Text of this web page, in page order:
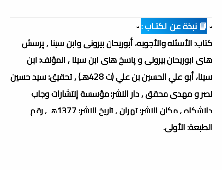
▫️📘 نبذة عن الكتـاب :▫️
كتاب: الأسئله والأجوبه، أبوریحان بیرونی وابن سینا , پرسش
های ابوریحان بیرونی و پاسخ های ابن سینا , المؤلف: ابن
سينا، أبو علي الحسين بن علي (ت 428هـ) , تحقيق: سيد حسين
نصر و مهدى محقق , دار النشر: مؤسسة إنتشارات وجاب
دانشكاه , مكان النشر: تهران , تاريخ النشر: 1377هـ , رقم
الطبعة: الأولى.